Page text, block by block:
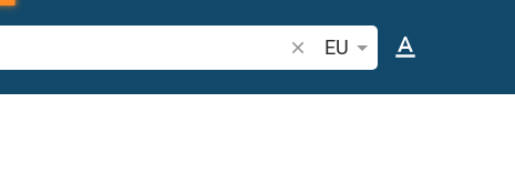
Bibelstelle oder Begriff suchen
EU